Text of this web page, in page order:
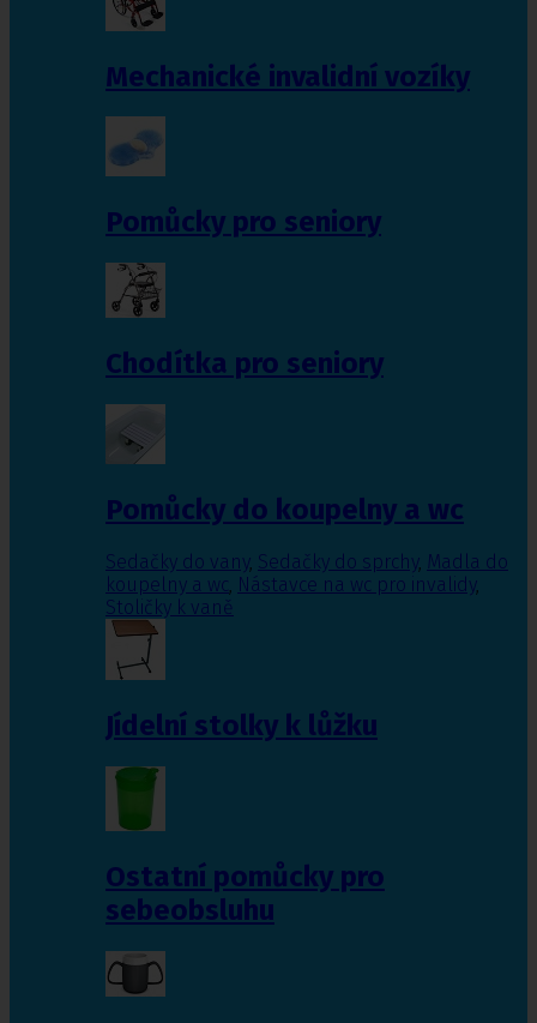
Mechanické invalidní vozíky
Pomůcky pro seniory
Chodítka pro seniory
Pomůcky do koupelny a wc
Sedačky do vany, Sedačky do sprchy, Madla do
koupelny a wc, Nástavce na wc pro invalidy,
Stoličky k vaně
Jídelní stolky k lůžku
Ostatní pomůcky pro
sebeobsluhu